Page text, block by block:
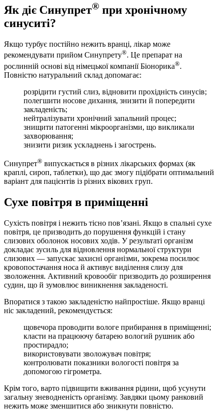
Як діє Синупрет® при хронічному
синуситі?
Якщо турбує постійно нежить вранці, лікар може
рекомендувати прийом Синупрету®. Це препарат на
рослинній основі від німецької компанії Біонорика®.
Повністю натуральний склад допомагає:
розрідити густий слиз, відновити прохідність синусів;
полегшити носове дихання, знизити й попередити
закладеність;
нейтралізувати хронічний запальний процес;
знищити патогенні мікроорганізми, що викликали
захворювання;
знизити ризик ускладнень і загострень.
Синупрет® випускається в різних лікарських формах (як
краплі, сироп, таблетки), що дає змогу підібрати оптимальний
варіант для пацієнтів із різних вікових груп.
Сухе повітря в приміщенні
Сухість повітря і нежить тісно пов’язані. Якщо в спальні сухе
повітря, це призводить до порушення функцій і стану
слизових оболонок носових ходів. У результаті організм
докладає зусиль для відновлення нормальної структури
слизових — запускає захисні організми, зокрема посилює
кровопостачання носа й активує виділення слизу для
зволоження. Активний кровообіг призводить до розширення
судин, що й зумовлює виникнення закладеності.
Впоратися з такою закладеністю найпростіше. Якщо вранці
ніс закладений, рекомендується:
щовечора проводити вологе прибирання в приміщенні;
класти на працюючу батарею вологий рушник або
простирадло;
використовувати зволожувач повітря;
контролювати показники вологості повітря за
допомогою гігрометра.
Крім того, варто підвищити вживання рідини, щоб усунути
загальну зневодненість організму. Завдяки цьому ранковий
нежить може зменшитися або зникнути повністю.